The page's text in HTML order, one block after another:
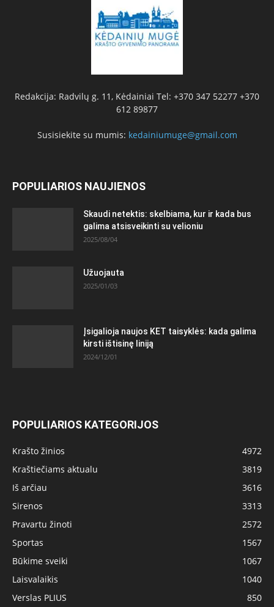
Redakcija: Radvilų g. 11, Kėdainiai Tel: +370 347 52277 +370
612 89877
Susisiekite su mumis: kedainiumuge@gmail.com
POPULIARIOS NAUJIENOS
Skaudi netektis: skelbiama, kur ir kada bus
galima atsisveikinti su velioniu
2025/08/04
Užuojauta
2025/01/03
Įsigalioja naujos KET taisyklės: kada galima
kirsti ištisinę liniją
2024/12/01
POPULIARIOS KATEGORIJOS
Krašto žinios
4972
Kraštiečiams aktualu
3819
Iš arčiau
3616
Sirenos
3313
Pravartu žinoti
2572
Sportas
1567
Būkime sveiki
1067
Laisvalaikis
1040
Verslas PLIUS
850